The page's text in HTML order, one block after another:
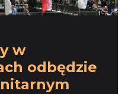
w
odbędzie